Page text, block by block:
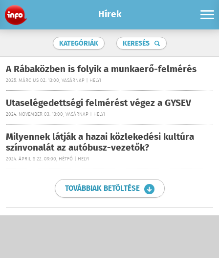
Hírek
KATEGÓRIÁK KERESÉS
A Rábaközben is folyik a munkaerő-felmérés
2025. MÁRCIUS 02. 13:00, VASÁRNAP | HELYI
Utaselégedettségi felmérést végez a GYSEV
2024. NOVEMBER 03. 13:00, VASÁRNAP | HELYI
Milyennek látják a hazai közlekedési kultúra
színvonalát az autóbusz-vezetők?
2024. ÁPRILIS 22. 09:00, HÉTFŐ | HELYI
TOVÁBBIAK BETÖLTÉSE